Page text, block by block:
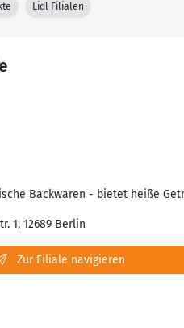
Lidl Filialen
Backwaren - bietet heiße
1, 12689 Berlin
Zur Filiale navigieren